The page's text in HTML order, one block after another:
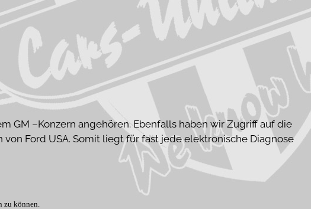
GM –Konzern angehören. Ebenfalls haben wir Zugriff auf die
Ford USA. Somit liegt für fast jede elektronische Diagnose
zu können.